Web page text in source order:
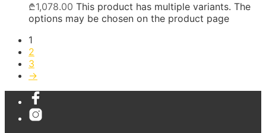
₾1,078.00 This product has multiple variants. The
options may be chosen on the product page
1
2
3
→